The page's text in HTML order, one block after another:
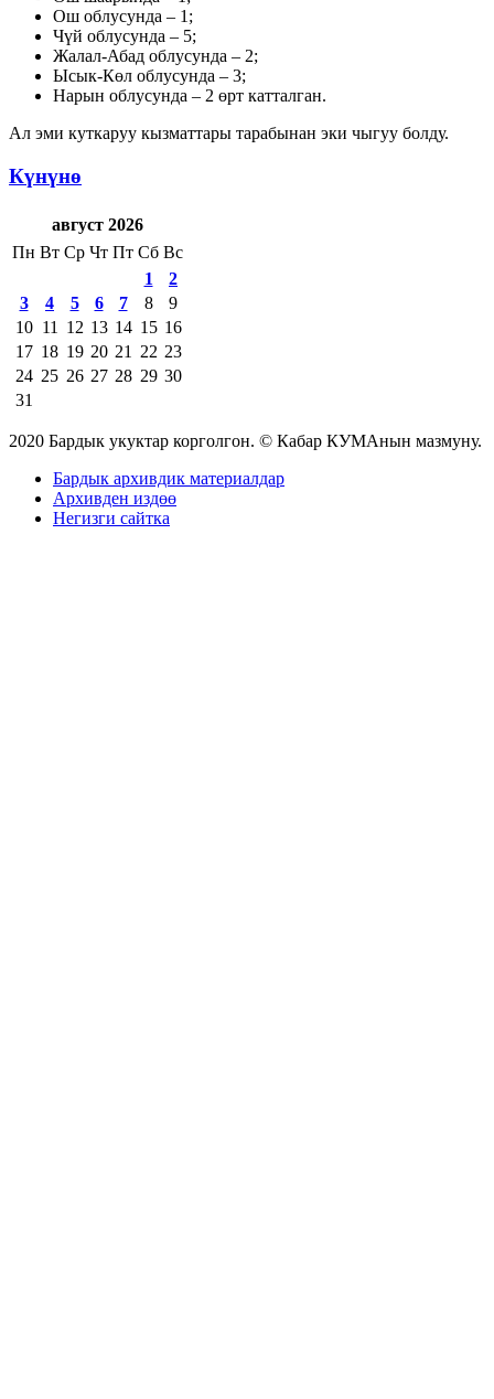
Ош облусунда – 1;
Чүй облусунда – 5;
Жалал-Абад облусунда – 2;
Ысык-Көл облусунда – 3;
Нарын облусунда – 2 өрт катталган.
Ал эми куткаруу кызматтары тарабынан эки чыгуу болду.
Күнүнө
август 2026
Пн Вт Ср Чт Пт Сб Вс
1
2
3
4 5 6 7 8
9
10 11 12 13 14 15 16
17 18 19 20 21 22 23
24 25 26 27 28 29 30
31
2020 Бардык укуктар корголгон. © Кабар КУМАнын мазмуну.
Бардык архивдик материалдар
Архивден издөө
Негизги сайтка